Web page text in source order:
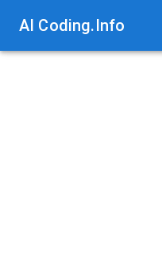
AI Coding.Info